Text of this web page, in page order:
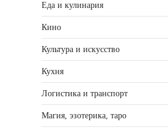
Еда и кулинария
Кино
Культура и искусство
Кухня
Логистика и транспорт
Магия, эзотерика, таро